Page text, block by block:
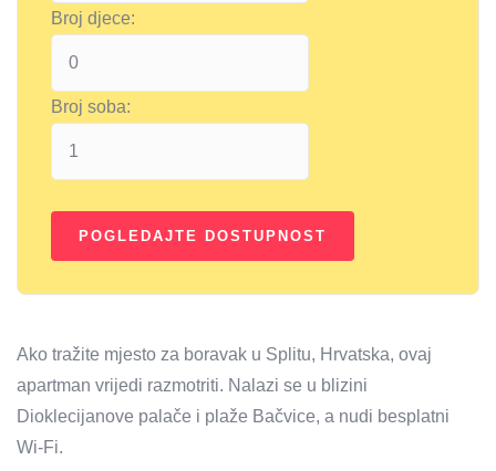
Broj djece:
Broj soba:
Ako tražite mjesto za boravak u Splitu, Hrvatska, ovaj
apartman vrijedi razmotriti. Nalazi se u blizini
Dioklecijanove palače i plaže Bačvice, a nudi besplatni
Wi-Fi.